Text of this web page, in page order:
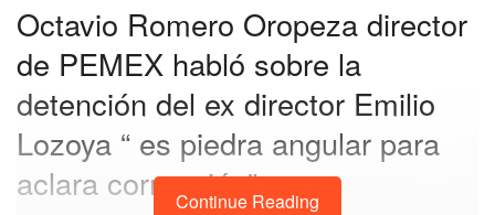
Octavio Romero Oropeza director
de PEMEX habló sobre la
detención del ex director Emilio
Lozoya “ es piedra angular para
aclara corrupción”.
Continue Reading